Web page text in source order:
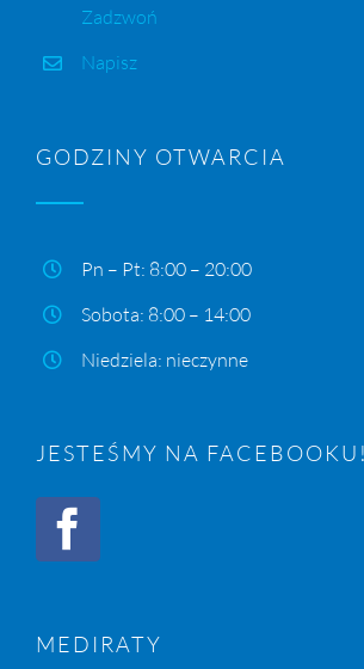
Zadzwoń
Napisz
GODZINY OTWARCIA
Pn – Pt: 8:00 – 20:00
Sobota: 8:00 – 14:00
Niedziela: nieczynne
JESTEŚMY NA FACEBOOKU!
MEDIRATY